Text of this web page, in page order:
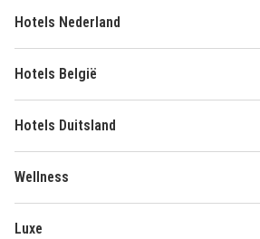
Hotels Nederland
Hotels België
Hotels Duitsland
Wellness
Luxe